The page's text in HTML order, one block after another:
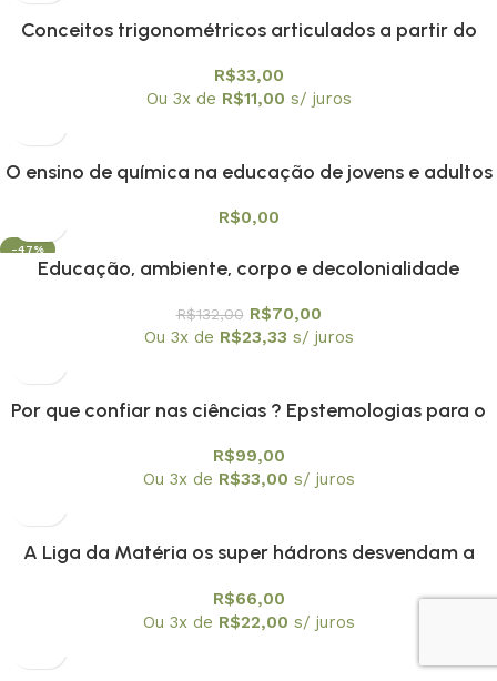
Conceitos trigonométricos articulados a partir do
historia e ensino de matamática
R$33,00
Ou 3x de R$11,00 s/ juros
O ensino de química na educação de jovens e adultos
R$0,00
-47%
Educação, ambiente, corpo e decolonialidade
R$132,00 R$70,00
Ou 3x de R$23,33 s/ juros
Por que confiar nas ciências ? Epstemologias para o
R$99,00
Ou 3x de R$33,00 s/ juros
A Liga da Matéria os super hádrons desvendam a
R$66,00
Ou 3x de R$22,00 s/ juros